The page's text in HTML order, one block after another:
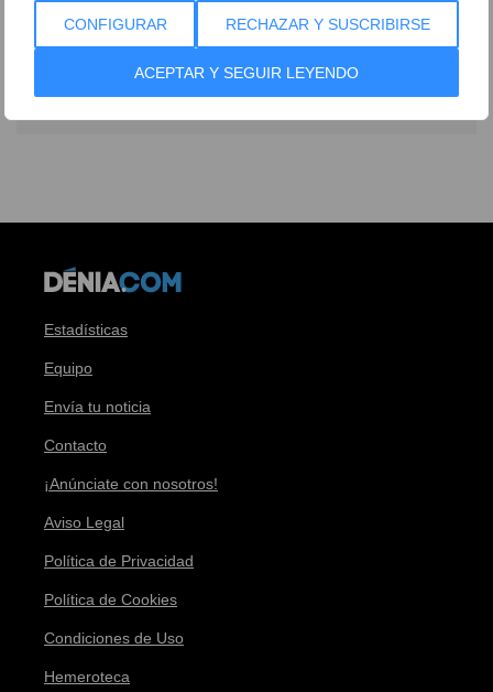
CONFIGURAR RECHAZAR Y SUSCRIBIRSE
ACEPTAR Y SEGUIR LEYENDO
Estadísticas
Equipo
Envía tu noticia
Contacto
¡Anúnciate con nosotros!
Aviso Legal
Política de Privacidad
Política de Cookies
Condiciones de Uso
Hemeroteca